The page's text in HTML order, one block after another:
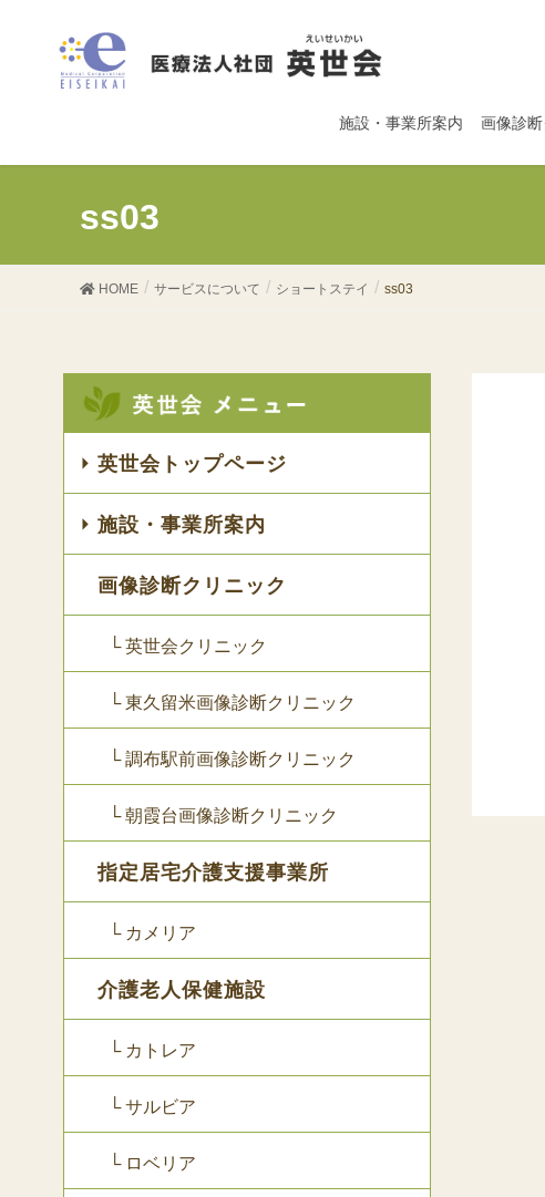
施設・事業所案内 画像診
ss03
HOME サービスについて ショートステイ ss03
英世会トップページ
施設・事業所案内
画像診断クリニック
└ 英世会クリニック
└ 東久留米画像診断クリニック
└ 調布駅前画像診断クリニック
└ 朝霞台画像診断クリニック
指定居宅介護支援事業所
└ カメリア
介護老人保健施設
└ カトレア
└ サルビア
└ ロベリア